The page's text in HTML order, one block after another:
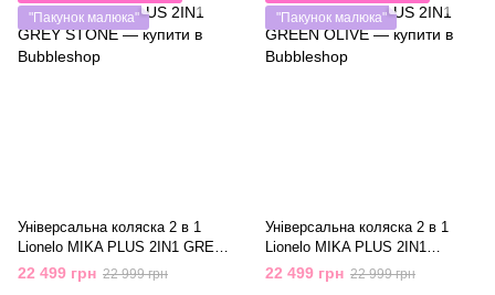
"Пакунок малюка"
Універсальна коляска 2 в 1
Lionelo MIKA PLUS 2IN1 GREY
STONE
22 499 грн 22 999 грн
"Пакунок малюка"
Універсальна коляска 2 в 1
Lionelo MIKA PLUS 2IN1
GREEN OLIVE
22 499 грн 22 999 грн